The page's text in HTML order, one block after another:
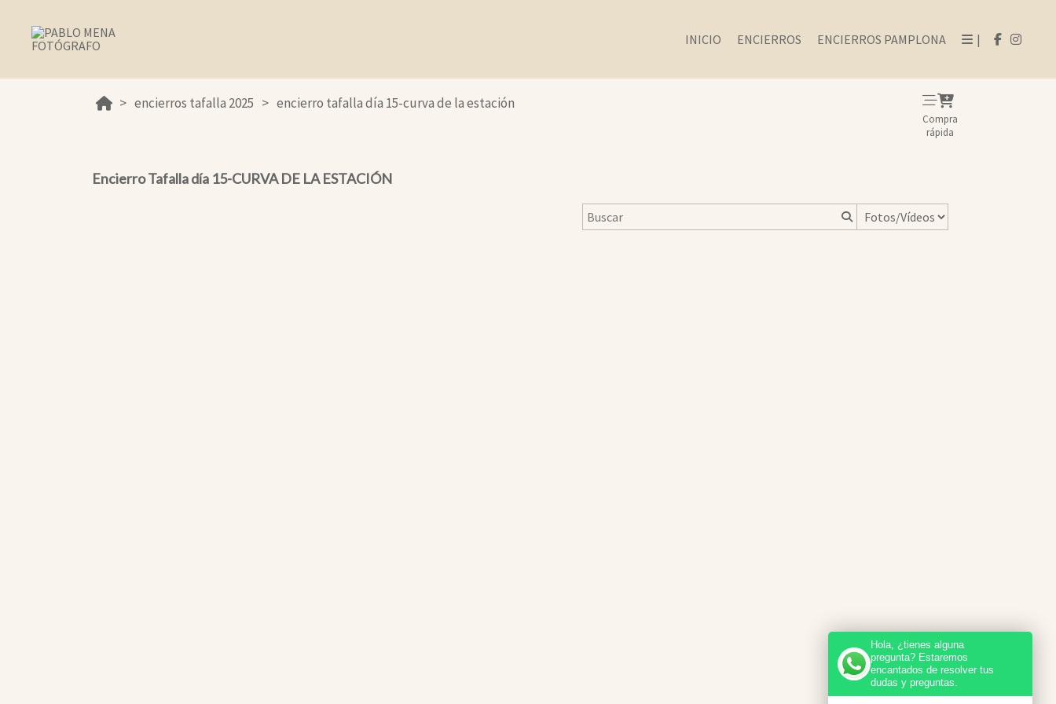
INICIO ENCIERROS ENCIERROS PAMPLONA |
encierros tafalla 2025 encierro tafalla día 15-curva de la estación
Compra
rápida
Encierro Tafalla día 15-CURVA DE LA ESTACIÓN
Hola, ¿tienes alguna
pregunta? Estaremos
encantados de resolver tus
dudas y preguntas.